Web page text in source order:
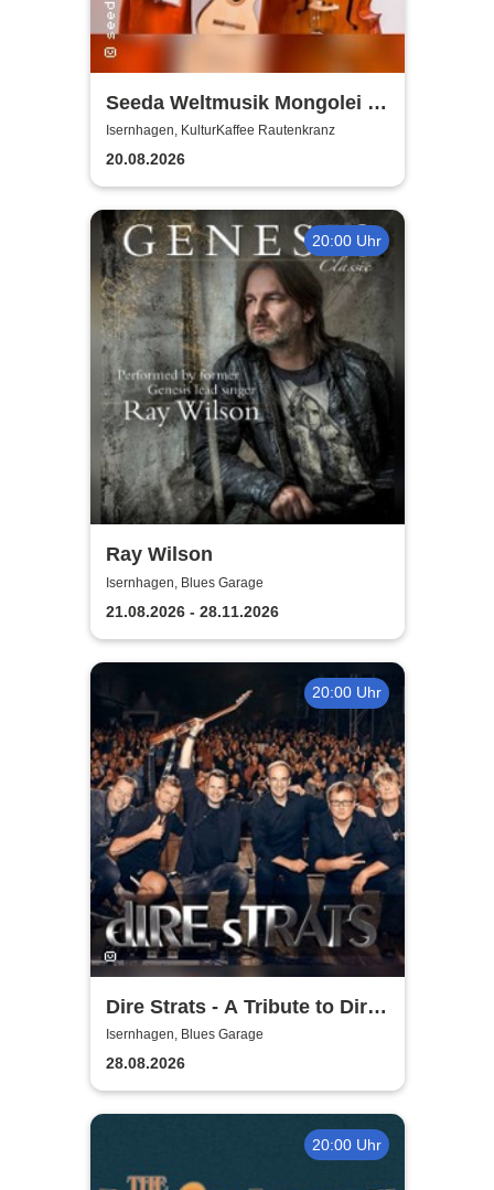
Seeda Weltmusik Mongolei /
Iran | KulturKaffee
Rautenkranz
Isernhagen, KulturKaffee Rautenkranz
20.08.2026
20:00 Uhr
Ray Wilson
Isernhagen, Blues Garage
21.08.2026 - 28.11.2026
20:00 Uhr
Dire Strats - A Tribute to Dire
Straits
Isernhagen, Blues Garage
28.08.2026
20:00 Uhr